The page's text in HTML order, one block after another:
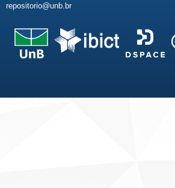
repositorio@unb.br